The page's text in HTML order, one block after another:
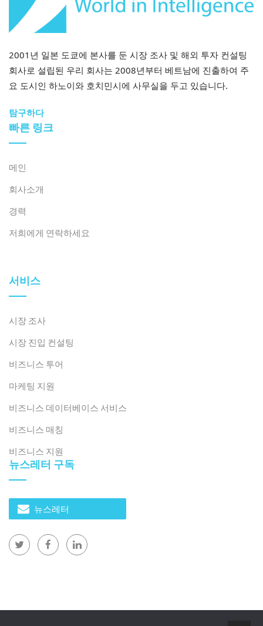
2001년 일본 도쿄에 본사를 둔 시장 조사 및 해외 투자 컨설팅
회사로 설립된 우리 회사는 2008년부터 베트남에 진출하여 주
요 도시인 하노이와 호치민시에 사무실을 두고 있습니다.
탐구하다
빠른 링크
메인
회사소개
경력
저희에게 연락하세요
서비스
시장 조사
시장 진입 컨설팅
비즈니스 투어
마케팅 지원
비즈니스 데이터베이스 서비스
비즈니스 매칭
비즈니스 지원
뉴스레터 구독
뉴스레터